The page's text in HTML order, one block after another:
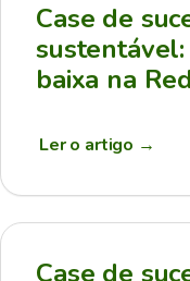
Case de
baixa na
Ler o artigo →
Case de